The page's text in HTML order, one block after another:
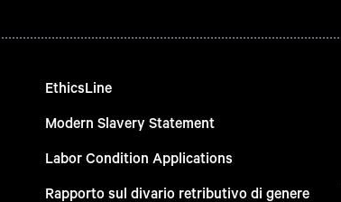
EthicsLine
Modern Slavery Statement
Labor Condition Applications
Rapporto sul divario retributivo di genere